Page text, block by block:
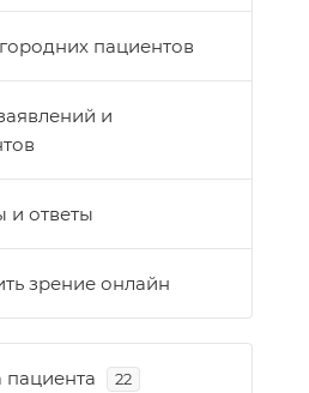
пациентов
и
и ответы
зрение онлайн
пациента 22